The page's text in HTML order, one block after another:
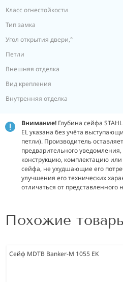
Класс огнестойкости
Тип замка
Угол открытия двери,°
Петли
Внешняя отделка
Вид крепления
Внутренняя отделка
Внимание! Глубина сейфа
EL указана без учёта
петли). Производитель
предварительного
конструкцию, комплектацию
сейфа, не ухудшающие его
улучшения его технических
отличаться от представленного
Похожие
Сейф MDTB Banker-M 1055 EK